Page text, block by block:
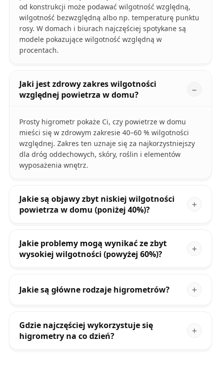
od konstrukcji może podawać wilgotność względną,
wilgotność bezwzględną albo np. temperaturę punktu
rosy. W domach i biurach najczęściej spotykane są
modele pokazujące wilgotność względną w
procentach.
Jaki jest zdrowy zakres wilgotności
względnej powietrza w domu?
Prosty higrometr pokaże Ci, czy powietrze w domu
mieści się w zdrowym zakresie 40–60 % wilgotności
względnej. Zakres ten uznaje się za najkorzystniejszy
dla dróg oddechowych, skóry, roślin i elementów
wyposażenia wnętrz.
Jakie są objawy zbyt niskiej wilgotności
powietrza w domu (poniżej 40%)?
Jakie problemy mogą wynikać ze zbyt
wysokiej wilgotności (powyżej 60%)?
Jakie są główne rodzaje higrometrów?
Gdzie najczęściej wykorzystuje się
higrometry na co dzień?